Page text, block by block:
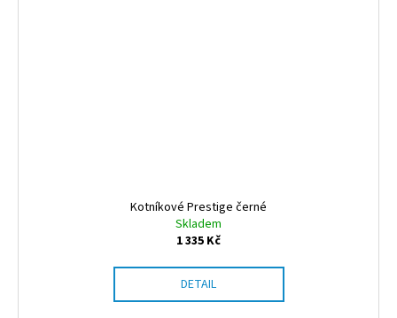
Kotníkové Prestige černé
Skladem
1 335 Kč
DETAIL